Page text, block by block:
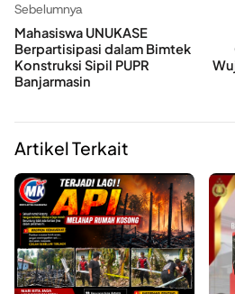
Sebelumnya
Mahasiswa UNUKASE
Berpartisipasi dalam Bimtek
Konstruksi Sipil PUPR
Banjarmasin
Artikel Terkait